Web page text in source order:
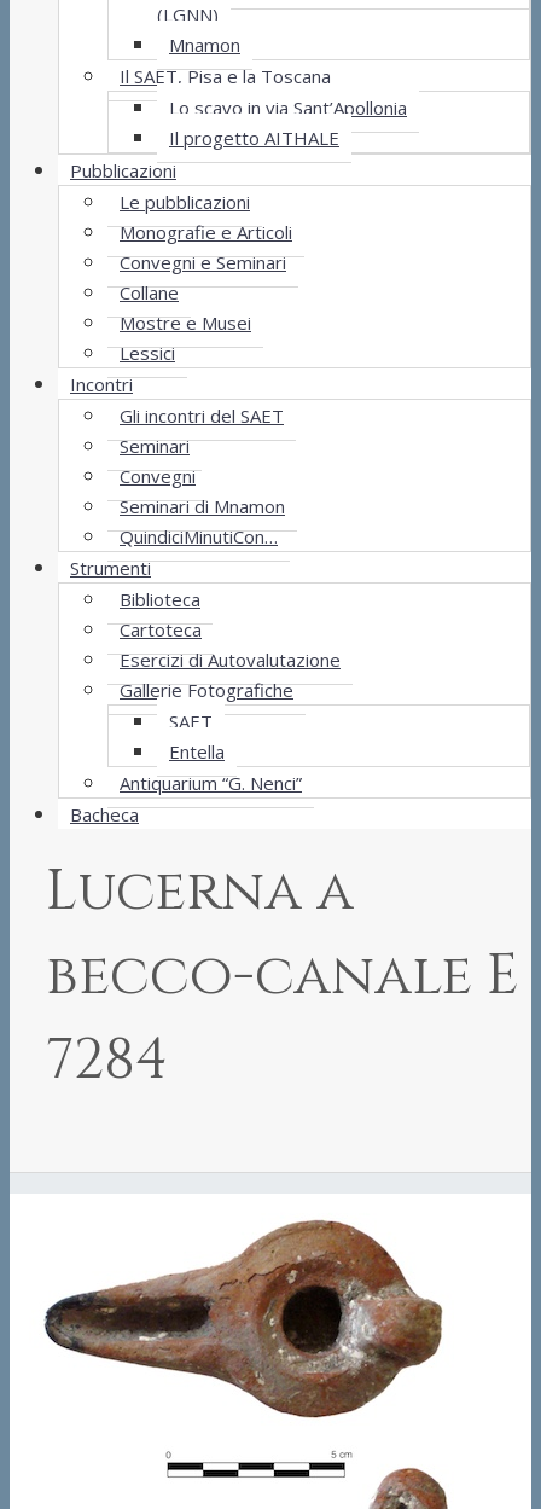
(LGNN)
Mnamon
Il SAET, Pisa e la Toscana
Lo scavo in via Sant’Apollonia
Il progetto AITHALE
Pubblicazioni
Le pubblicazioni
Monografie e Articoli
Convegni e Seminari
Collane
Mostre e Musei
Lessici
Incontri
Gli incontri del SAET
Seminari
Convegni
Seminari di Mnamon
QuindiciMinutiCon…
Strumenti
Biblioteca
Cartoteca
Esercizi di Autovalutazione
Gallerie Fotografiche
SAET
Entella
Antiquarium “G. Nenci”
Bacheca
Lucerna a
becco-canale E
7284